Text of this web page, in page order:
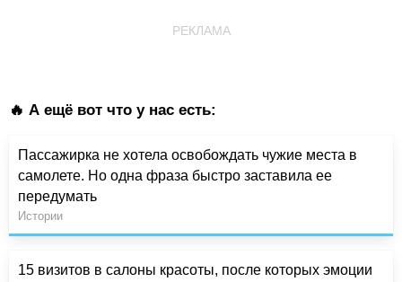
РЕКЛАМА
🔥 А ещё вот что у нас есть:
Пассажирка не хотела освобождать чужие места в
самолете. Но одна фраза быстро заставила ее
передумать
Истории
15 визитов в салоны красоты, после которых эмоции